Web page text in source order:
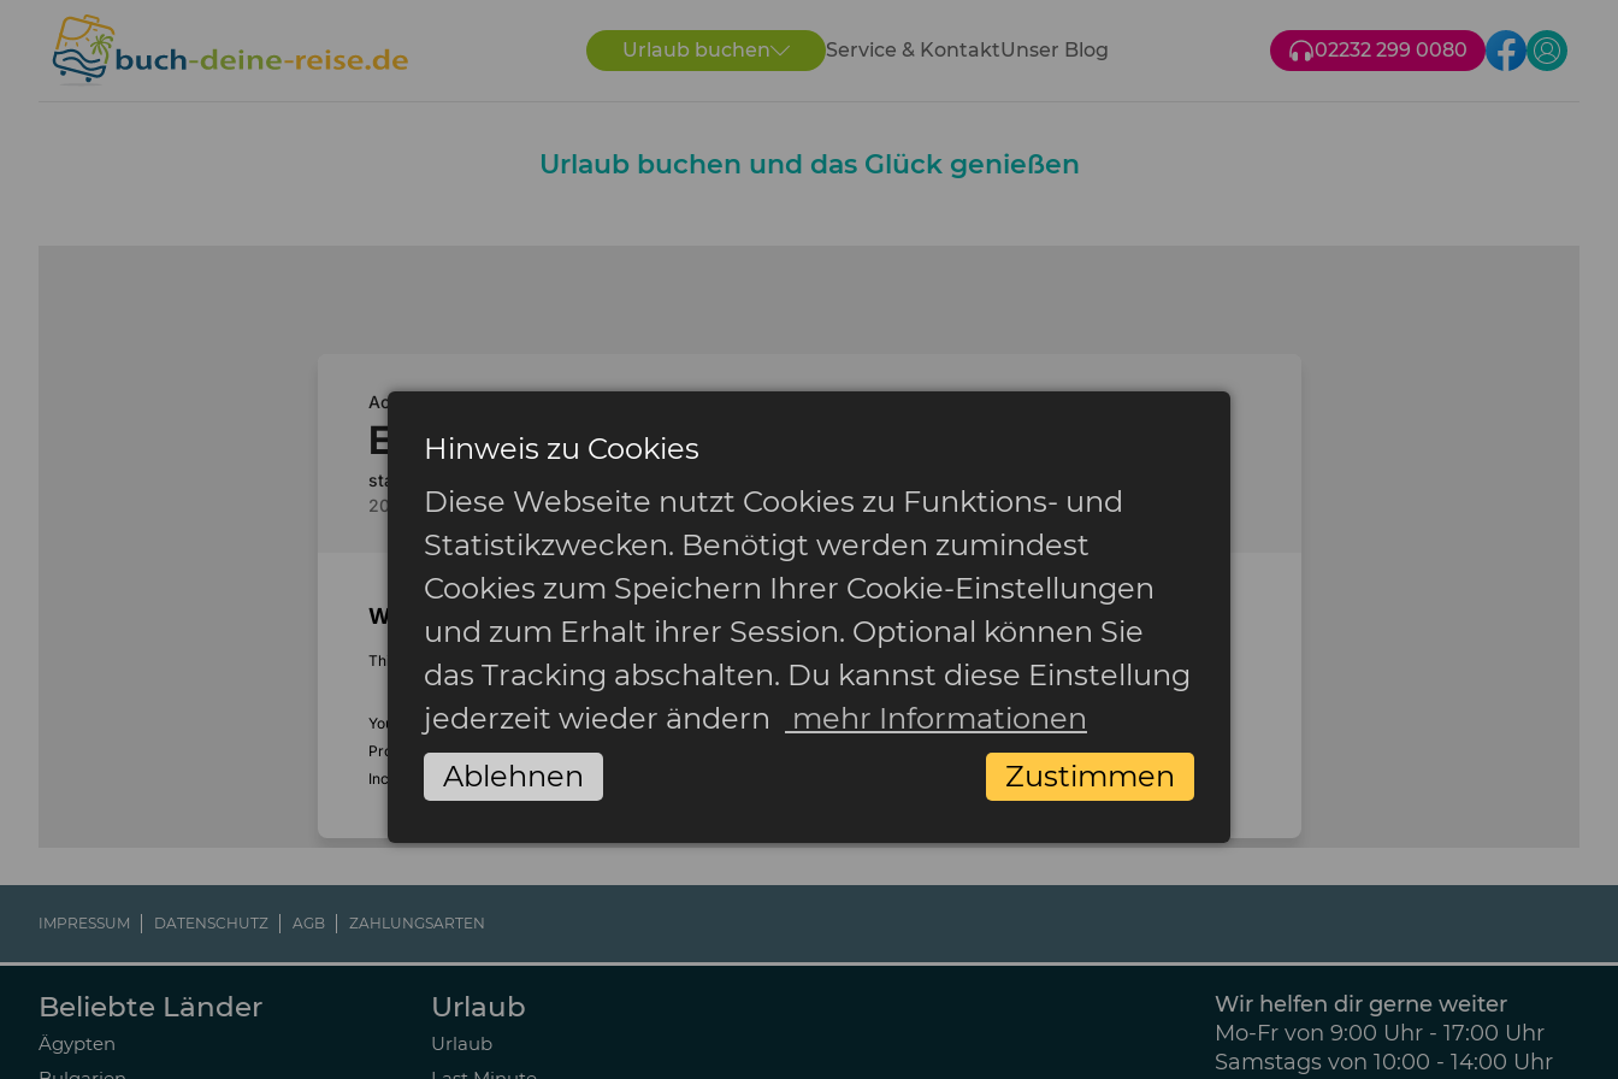
Urlaub buchen Service & KontaktUnser Blog 02232 299 0080
Urlaub buchen und das Glück genießen
IMPRESSUM DATENSCHUTZ AGB ZAHLUNGSARTEN
Beliebte Länder
Ägypten
Urlaub
Urlaub
Wir helfen dir gerne weiter
Mo-Fr von 9:00 Uhr - 17:00 Uhr
Samstags von 10:00 - 14:00 Uhr
Hinweis zu Cookies
Diese Webseite nutzt Cookies zu Funktions- und
Statistikzwecken. Benötigt werden zumindest
Cookies zum Speichern Ihrer Cookie-Einstellungen
und zum Erhalt ihrer Session. Optional können Sie
das Tracking abschalten. Du kannst diese Einstellung
jederzeit wieder ändern
mehr Informationen
Ablehnen
Zustimmen